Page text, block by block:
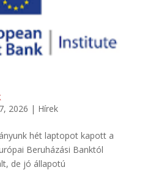
2026 | Hírek
hét laptopot kapott a
Beruházási Banktól
de jó állapotú